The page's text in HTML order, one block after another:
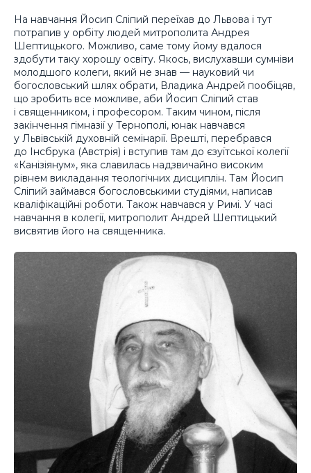
На навчання Йосип Сліпий переїхав до Львова і тут
потрапив у орбіту людей митрополита Андрея
Шептицького. Можливо, саме тому йому вдалося
здобути таку хорошу освіту. Якось, вислухавши сумніви
молодшого колеги, який не знав — науковий чи
богословський шлях обрати, Владика Андрей пообіцяв,
що зробить все можливе, аби Йосип Сліпий став
і священником, і професором. Таким чином, після
закінчення гімназії у Тернополі, юнак навчався
у Львівській духовній семінарії. Врешті, перебрався
до Інсбрука (Австрія) і вступив там до єзуїтської колегії
«Канізіянум», яка славилась надзвичайно високим
рівнем викладання теологічних дисциплін. Там Йосип
Сліпий займався богословськими студіями, написав
кваліфікаційні роботи. Також навчався у Римі. У часі
навчання в колегії, митрополит Андрей Шептицький
висвятив його на священника.